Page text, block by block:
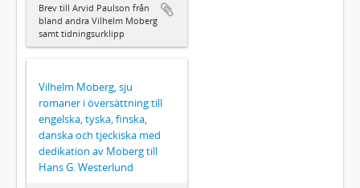
Brev till Arvid Paulson från
bland andra Vilhelm Moberg
samt tidningsurklipp
Vilhelm Moberg, sju
romaner i översättning till
engelska, tyska, finska,
danska och tjeckiska med
dedikation av Moberg till
Hans G. Westerlund